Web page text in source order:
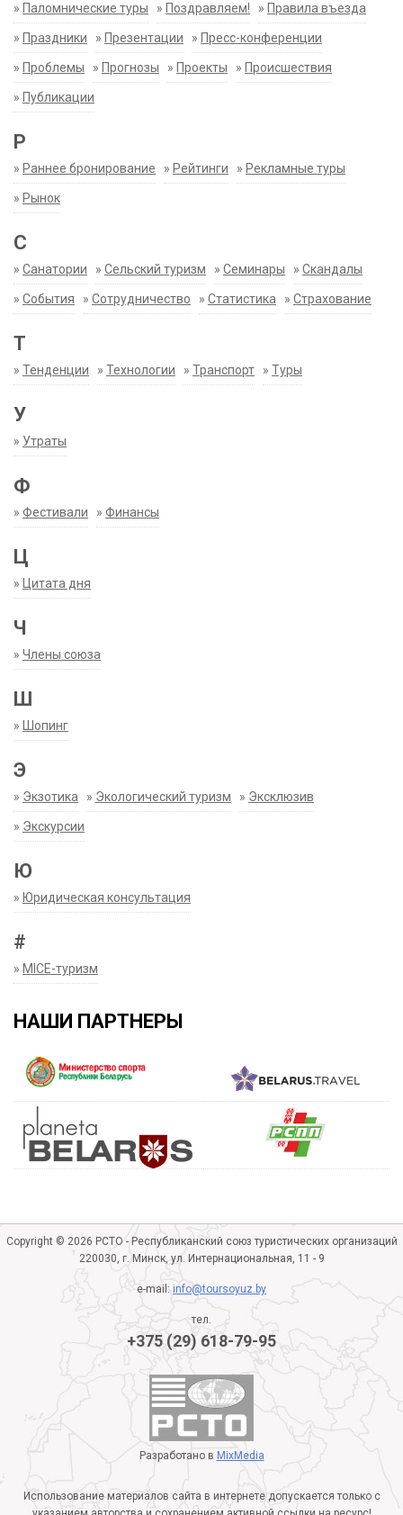
» Паломнические туры » Поздравляем! » Правила въезда
» Праздники » Презентации » Пресс-конференции
» Проблемы » Прогнозы » Проекты » Происшествия
» Публикации
Р
» Раннее бронирование » Рейтинги » Рекламные туры
» Рынок
С
» Санатории » Сельский туризм » Семинары » Скандалы
» События » Сотрудничество » Статистика » Страхование
Т
» Тенденции » Технологии » Транспорт » Туры
У
» Утраты
Ф
» Фестивали » Финансы
Ц
» Цитата дня
Ч
» Члены союза
Ш
» Шопинг
Э
» Экзотика » Экологический туризм » Эксклюзив
» Экскурсии
Ю
» Юридическая консультация
#
» MICE-туризм
НАШИ ПАРТНЕРЫ
Copyright © 2026 РСТО - Республиканский союз туристических организаций
220030, г. Минск, ул. Интернациональная, 11 - 9
e-mail:info@toursoyuz.by
тел.
+375 (29) 618-79-95
Разработано в MixMedia
Использование материалов сайта в интернете допускается только с